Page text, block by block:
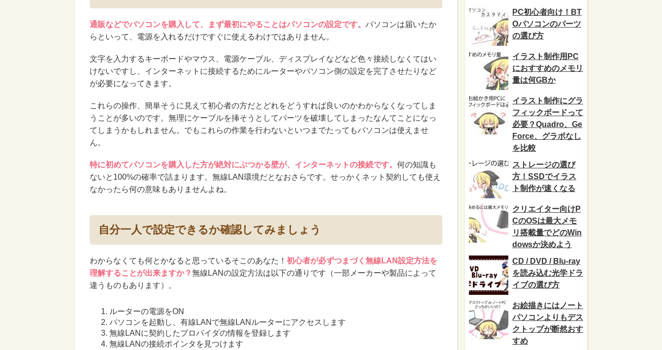
通販などでパソコンを購入して、まず最初にやることはパソコンの設定です。 パソコンは届いたか
らといって、電源を入れるだけですぐに使えるわけではありません。
文字を入力するキーボードやマウス、電源ケーブル、ディスプレイなどなど色々接続しなくてはい
けないですし、インターネットに接続するためにルーターやパソコン側の設定を完了させたりなど
が必要になってきます。
これらの操作、簡単そうに見えて初心者の方だとどれをどうすれば良いのかわからなくなってしま
うことが多いのです。無理にケーブルを挿そうとしてパーツを破壊してしまったなんてことになっ
てしまうかもしれません。でもこれらの作業を行わないといつまでたってもパソコンは使えませ
ん。
特に初めてパソコンを購入した方が絶対にぶつかる壁が、インターネットの接続です。 何の知識も
ないと100%の確率で詰まります。無線LAN環境だとなおさらです。せっかくネット契約しても使え
なかったら何の意味もありませんよね。
自分一人で設定できるか確認してみましょう
わからなくても何とかなると思っているそこのあなた！ 初心者が必ずつまづく無線LAN設定方法を
理解することが出来ますか？無線LANの設定方法は以下の通りです（一部メーカーや製品によって
違うものもあります）。
ルーターの電源をON
パソコンを起動し、有線LANで無線LANルーターにアクセスします
無線LANに契約したプロバイダの情報を登録します
無線LANの接続ポインタを見つけます
PC初心者向け！BT
Oパソコンのパーツ
の選び方
イラスト制作用PC
におすすめのメモリ
量は何GBか
イラスト制作にグラ
フィックボードって
必要？Quadro、Ge
Force、グラボなし
を比較
ストレージの選び
方！SSDでイラス
ト制作が速くなる
クリエイター向けP
CのOSは最大メモ
リ搭載量でどのWin
dowsか決めよう
CD / DVD / Blu-ray
を読み込む光学ドラ
イブの選び方
お絵描きにはノート
パソコンよりもデス
クトップが断然おす
すめ